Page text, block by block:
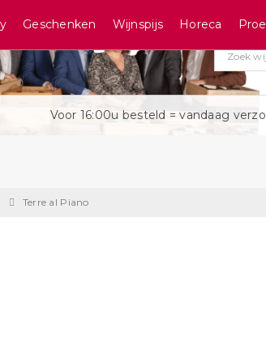
Voor 16:00u besteld = vandaag
Geschenken Wijnspijs Horeca
Terre al Piano